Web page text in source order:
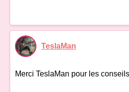
TeslaMan
Merci TeslaMan pour les